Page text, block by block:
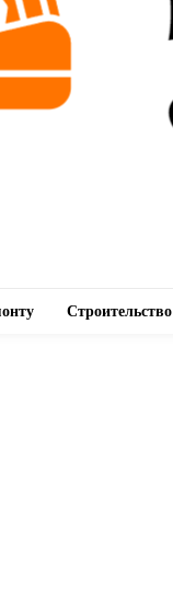
Строительство